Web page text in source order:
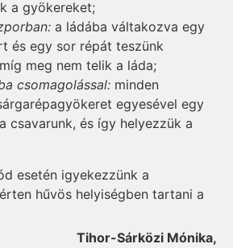
a gyökereket;
a ládába váltakozva egy
és egy sor répát teszünk
meg nem telik a láda;
csomagolással: minden
egyesével egy
csavarunk, és így helyezzük a
esetén igyekezzünk a
hűvös helyiségben tartani a
Tihor-Sárközi Mónika,